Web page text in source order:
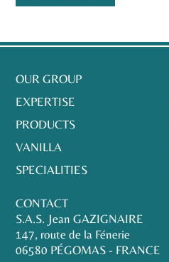
OUR GROUP
EXPERTISE
PRODUCTS
VANILLA
SPECIALITIES
CONTACT
S.A.S. Jean GAZIGNAIRE
147, route de la Fénerie
06580 PÉGOMAS - FRANCE